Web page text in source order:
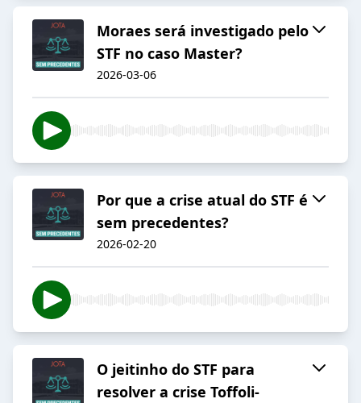
Moraes será investigado pelo
STF no caso Master?
2026-03-06
Por que a crise atual do STF é
sem precedentes?
2026-02-20
O jeitinho do STF para
resolver a crise Toffoli-